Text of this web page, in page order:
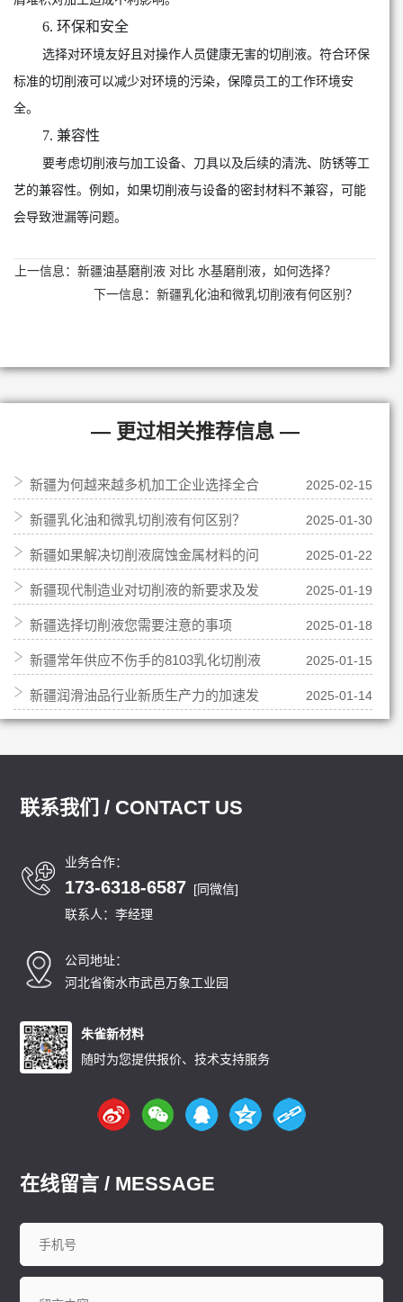
6. 环保和安全
选择对环境友好且对操作人员健康无害的切削液。符合环保
标准的切削液可以减少对环境的污染，保障员工的工作环境安
全。
7. 兼容性
要考虑切削液与加工设备、刀具以及后续的清洗、防锈等工
艺的兼容性。例如，如果切削液与设备的密封材料不兼容，可能
会导致泄漏等问题。
上一信息： 新疆油基磨削液 对比 水基磨削液，如何选择？
下一信息：新疆乳化油和微乳切削液有何区别？
— 更过相关推荐信息 —
新疆为何越来越多机加工企业选择全合
成切削液？
2025-02-15
新疆乳化油和微乳切削液有何区别？ 2025-01-30
新疆如果解决切削液腐蚀金属材料的问
题
2025-01-22
新疆现代制造业对切削液的新要求及发
展方向
2025-01-19
新疆选择切削液您需要注意的事项 2025-01-18
新疆常年供应不伤手的8103乳化切削液 2025-01-15
新疆润滑油品行业新质生产力的加速发 2025-01-14
联系我们 / CONTACT US
业务合作：
173-6318-6587 [同微信]
联系人：李经理
公司地址：
河北省衡水市武邑万象工业园
朱雀新材料
随时为您提供报价、技术支持服务
在线留言 / MESSAGE